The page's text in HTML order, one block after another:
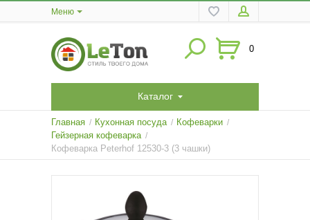
Меню
0
Каталог
Главная / Кухонная посуда / Кофеварки /
Гейзерная кофеварка /
Кофеварка Peterhof 12530-3 (3 чашки)